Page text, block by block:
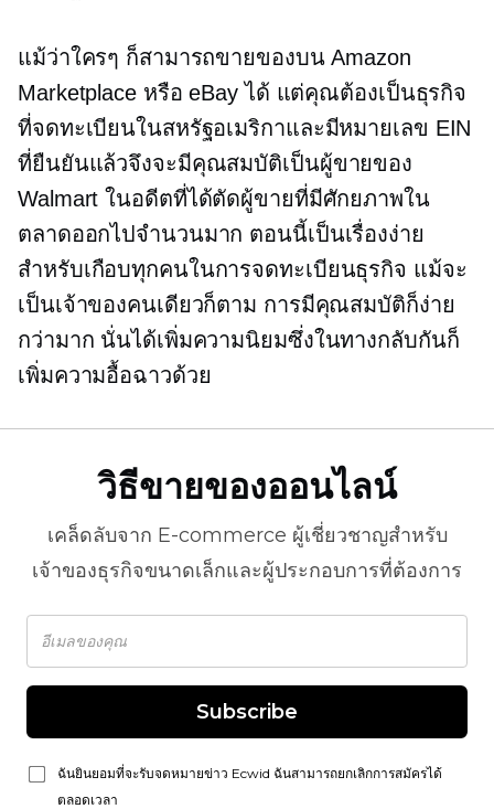
แม้ว่าใครๆ ก็สามารถขายของบน Amazon
Marketplace หรือ eBay ได้ แต่คุณต้องเป็นธุรกิจ
ที่จดทะเบียนในสหรัฐอเมริกาและมีหมายเลข EIN
ที่ยืนยันแล้วจึงจะมีคุณสมบัติเป็นผู้ขายของ
Walmart ในอดีตที่ได้ตัดผู้ขายที่มีศักยภาพใน
ตลาดออกไปจำนวนมาก ตอนนี้เป็นเรื่องง่าย
สำหรับเกือบทุกคนในการจดทะเบียนธุรกิจ แม้จะ
เป็นเจ้าของคนเดียวก็ตาม การมีคุณสมบัติก็ง่าย
กว่ามาก นั่นได้เพิ่มความนิยมซึ่งในทางกลับกันก็
เพิ่มความอื้อฉาวด้วย
วิธีขายของออนไลน์
เคล็ดลับจาก E-commerce ผู้เชี่ยวชาญสำหรับ
เจ้าของธุรกิจขนาดเล็กและผู้ประกอบการที่ต้องการ
Subscribe
ฉันยินยอมที่จะรับจดหมายข่าว Ecwid ฉันสามารถยกเลิกการสมัครได้
ตลอดเวลา